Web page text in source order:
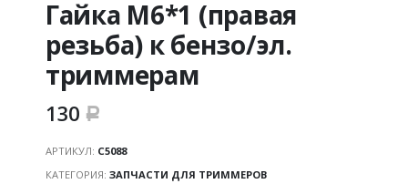
Гайка М6*1 (правая
резьба) к бензо/эл.
триммерам
130 Р
АРТИКУЛ: С5088
КАТЕГОРИЯ: ЗАПЧАСТИ ДЛЯ ТРИММЕРОВ